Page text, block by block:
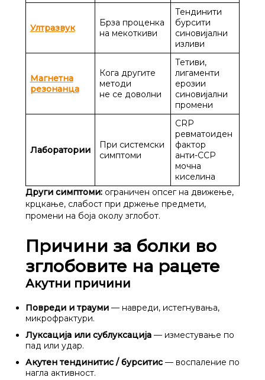
Ултразвук
Брза проценка
на мекоткиви
Тендинити
бурсити
синовијални
изливи
Магнетна
резонанца
Кога другите
методи
не се доволни
Тетиви,
лигаменти
ерозии
синовијални
промени
Лаборатории
При системски
симптоми
CRP
ревматоиден
фактор
анти-CCP
мочна
киселина
Други симптоми:ограничен опсег на движење,
крцкање, слабост при држење предмети,
промени на боја околу зглобот.
Причини за болки во
зглобовите на рацете
Акутни причини
Повреди и трауми— навреди, истегнувања,
микрофрактури.
Луксација или сублуксација— изместување по
пад или удар.
Акутен тендинитис / бурситис— воспаление по
нагла активност.